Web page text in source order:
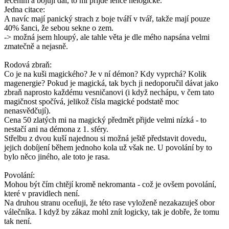
Jedna citace:
A navíc mají panický strach z boje tváří v tvář, takže mají pouze
40% šanci, že sebou sekne o zem.
-> možná jsem hloupý, ale tahle věta je dle mého napsána velmi
zmatečně a nejasně.
Rodová zbraň:
Co je na kuši magického? Je v ní démon? Kdy vyprchá? Kolik
magenergie? Pokud je magická, tak bych ji nedoporučil dávat jako
zbraň naprosto každému vesničanovi (i když nechápu, v čem tato
magičnost spočívá, jelikož čísla magické podstatě moc
nenasvědčují).
Cena 50 zlatých mi na magický předmět přijde velmi nízká - to
nestačí ani na démona z 1. sféry.
Střelbu z dvou kuší najednou si možná ještě představit dovedu,
jejich dobíjení během jednoho kola už však ne. U povolání by to
bylo něco jiného, ale toto je rasa.
Povolání:
Mohou být čím chtějí kromě nekromanta - což je ovšem povolání,
které v pravidlech není.
Na druhou stranu oceňuji, že této rase vyloženě nezakazuješ obor
válečníka. I když by zákaz mohl znít logicky, tak je dobře, že tomu
tak není.